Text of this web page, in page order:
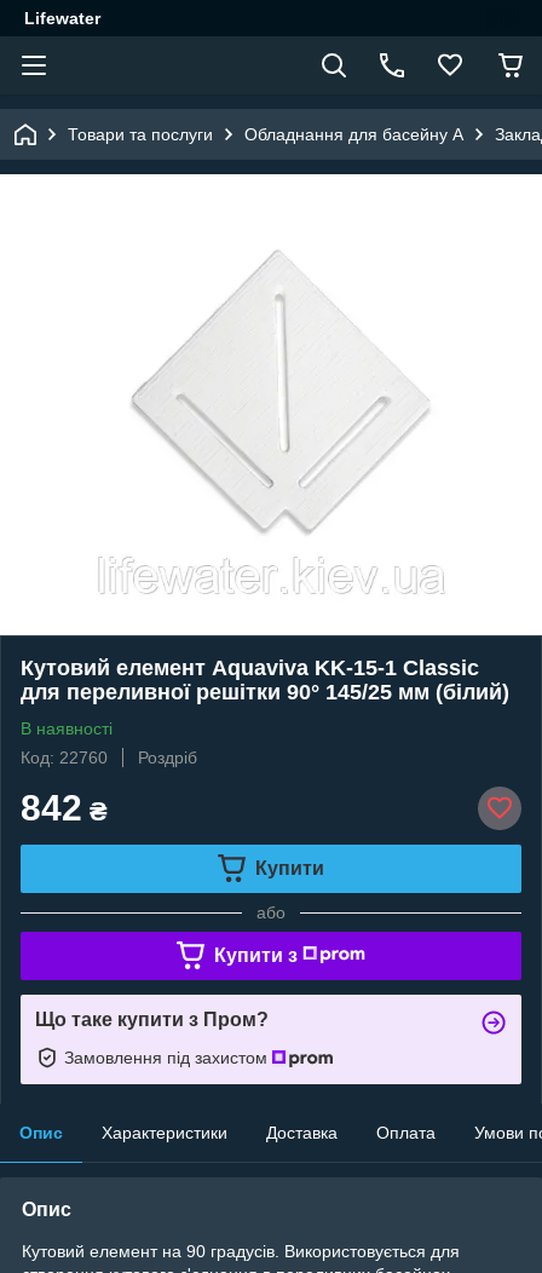
Lifewater
Товари та послуги Обладнання для басейну A
Кутовий елемент Aquaviva KK-15-1 Classic
для переливної решітки 90° 145/25 мм (білий)
В наявності
Код: 22760
Роздріб
842 ₴
Купити
або
Купити з
Що таке купити з Пром?
Замовлення під захистом
Опис Характеристики Доставка Оплата Умови
Опис
Кутовий елемент на 90 градусів. Використовується для